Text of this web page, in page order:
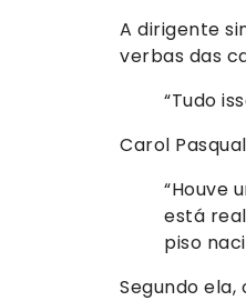
A dirigente
verbas das
“Tudo
Carol
“Houve
está
piso
Segundo